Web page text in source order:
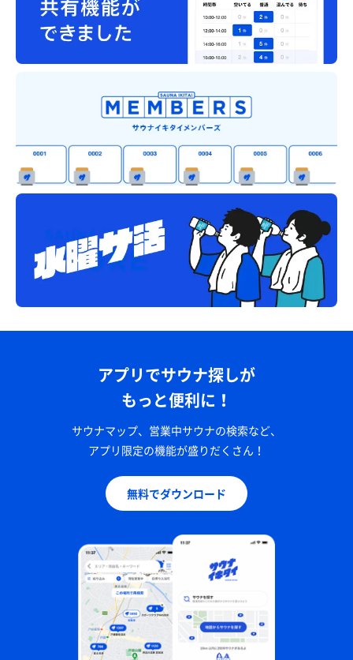
アプリでサウナ探しが
もっと便利に！
サウナマップ、営業中サウナの検索など、
アプリ限定の機能が盛りだくさん！
無料でダウンロード